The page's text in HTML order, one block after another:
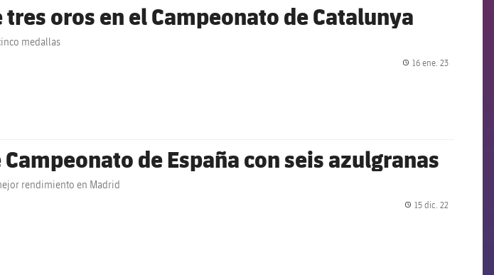
tres oros en el Campeonato de Catalunya
medallas
16 ene. 23
de España con seis azulgranas
rendimiento en Madrid
15 dic. 22